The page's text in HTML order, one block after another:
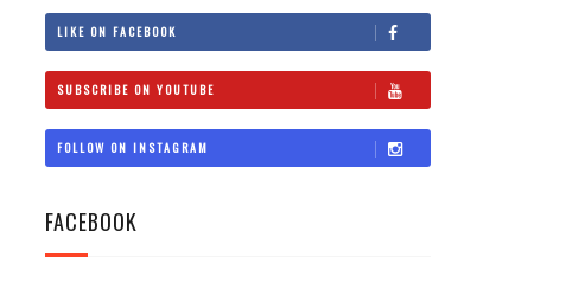
LIKE ON FACEBOOK
SUBSCRIBE ON YOUTUBE
FOLLOW ON INSTAGRAM
FACEBOOK